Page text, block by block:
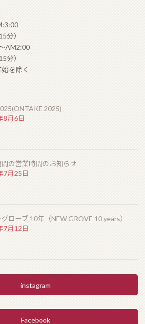
分）
AM2:00
分）
を除く
2025)
8月6日
間の営業時間のお知らせ
7月25日
ローブ 10年（NEW GROVE 10 years）
7月12日
instagram
Facebook
月19日
デンシャル ランセロ（Confidenciaal
WHISKY “CLEAN TYPE” “RICH TYPE”）
3月20日